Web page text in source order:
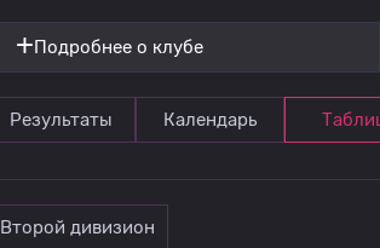
Подробнее о клубе
Результаты Календарь
Второй дивизион